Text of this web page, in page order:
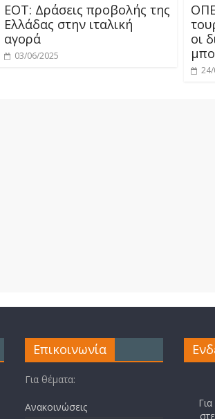
ΕΟΤ: Δράσεις προβολής της
Ελλάδας στην ιταλική
αγορά
03/06/2025
οι
Επικοινωνία
Για θέματα:
Ανακοινώσεις